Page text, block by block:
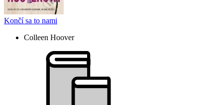
Končí sa to nami
Colleen Hoover